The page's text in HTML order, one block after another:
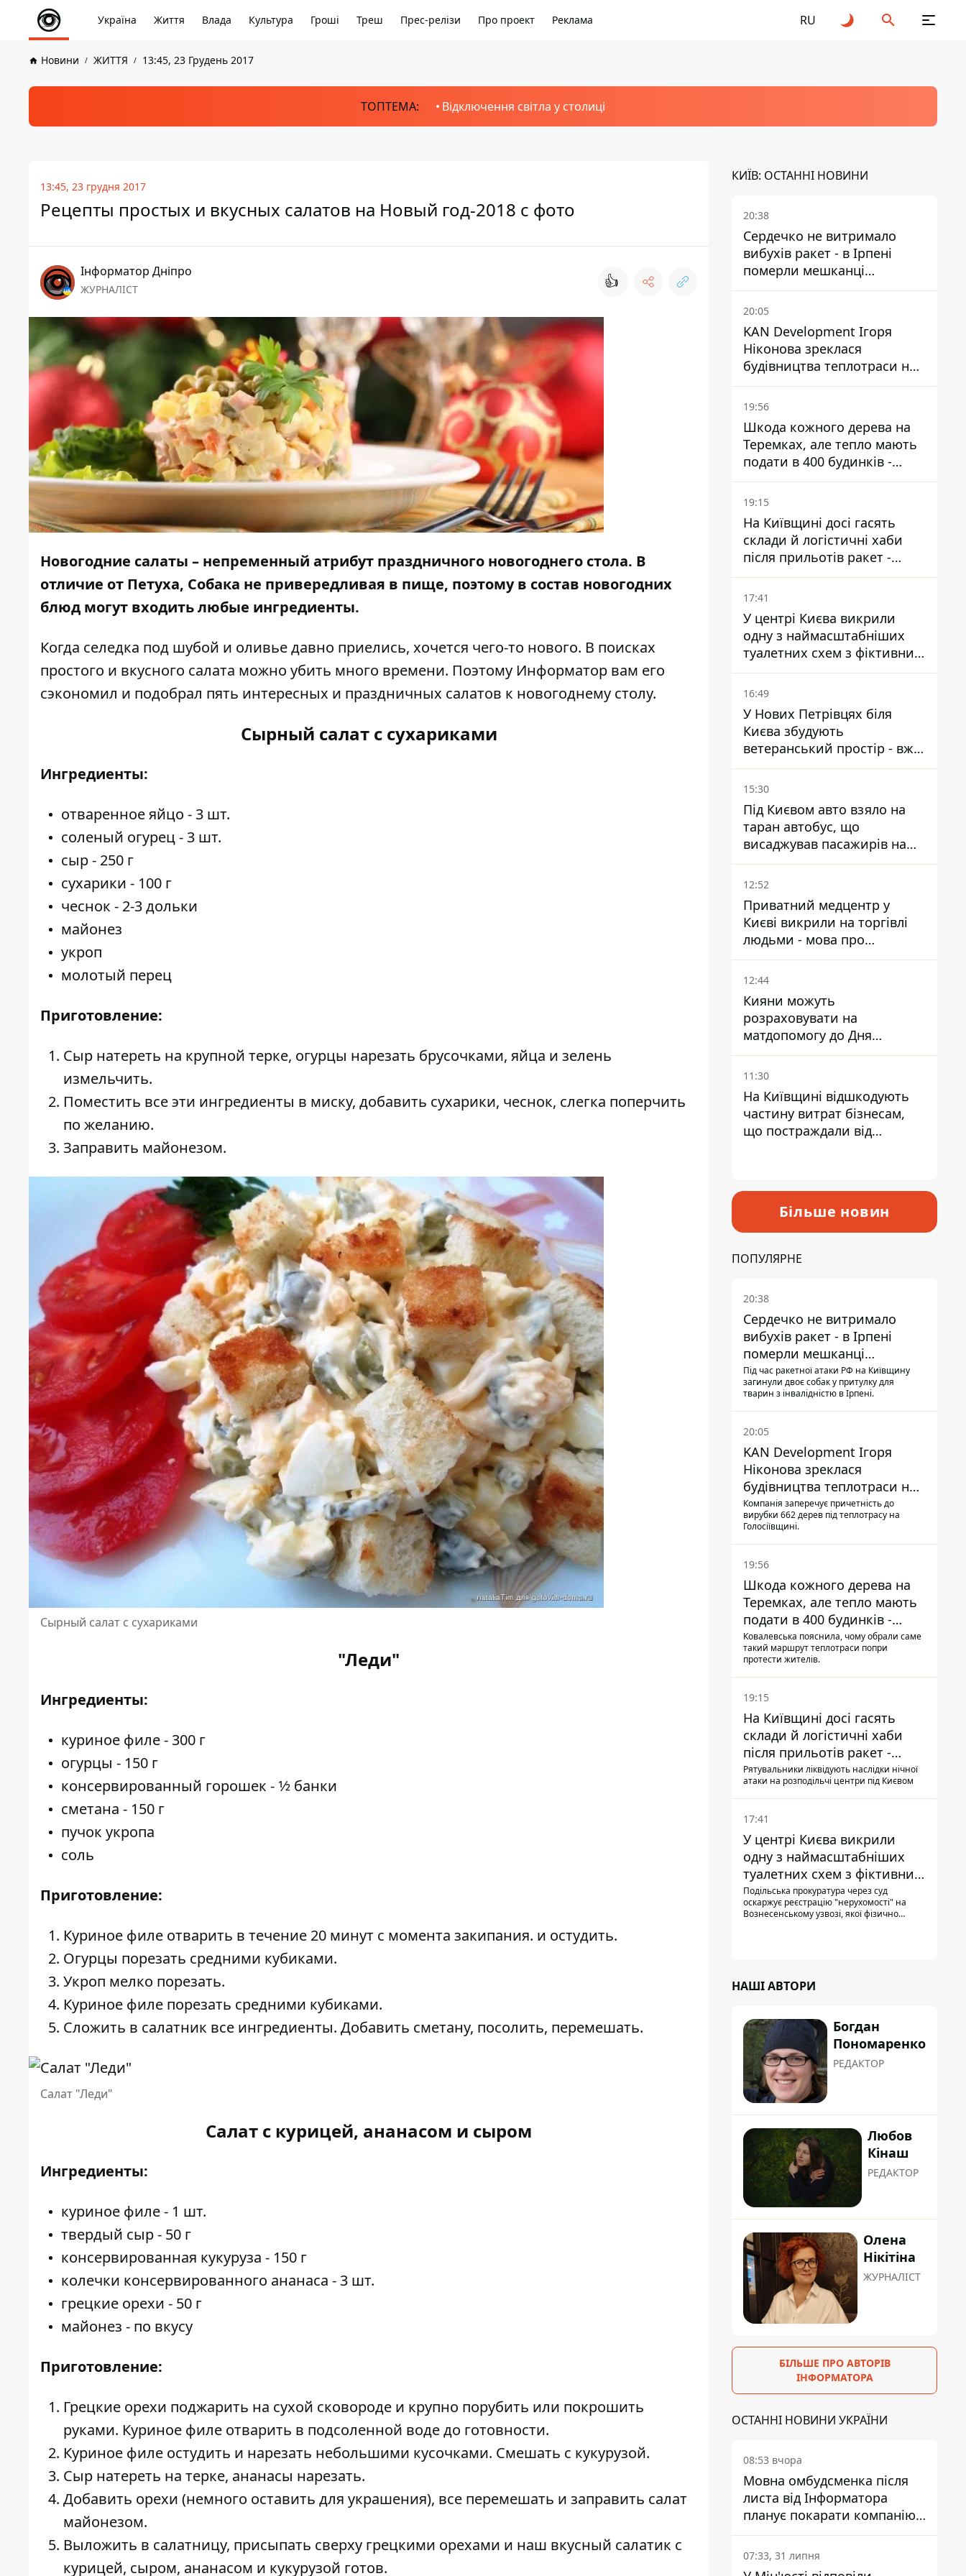
Україна Життя Влада Культура Гроші Треш Прес-релізи Про проект Реклама RU
Новини ЖИТТЯ 13:45, 23 Грудень 2017
ТОПТЕМА: Відключення світла у столиці
13:45, 23 грудня 2017
Рецепты простых и вкусных салатов на Новый год-2018 с фото
Інформатор Дніпро
ЖУРНАЛІСТ 👍
Новогодние салаты – непременный атрибут праздничного новогоднего стола. В
отличие от Петуха, Собака не привередливая в пище, поэтому в состав новогодних
блюд могут входить любые ингредиенты.
Когда селедка под шубой и оливье давно приелись, хочется чего-то нового. В поисках
простого и вкусного салата можно убить много времени. Поэтому Информатор вам его
сэкономил и подобрал пять интересных и праздничных салатов к новогоднему столу.
Сырный салат с сухариками
Ингредиенты:
отваренное яйцо - 3 шт.
соленый огурец - 3 шт.
сыр - 250 г
сухарики - 100 г
чеснок - 2-3 дольки
майонез
укроп
молотый перец
Приготовление:
Сыр натереть на крупной терке, огурцы нарезать брусочками, яйца и зелень
измельчить.
Поместить все эти ингредиенты в миску, добавить сухарики, чеснок, слегка поперчить
по желанию.
Заправить майонезом.
Сырный салат с сухариками
"Леди"
Ингредиенты:
куриное филе - 300 г
огурцы - 150 г
консервированный горошек - 1⁄2 банки
сметана - 150 г
пучок укропа
соль
Приготовление:
Куриное филе отварить в течение 20 минут с момента закипания. и остудить.
Огурцы порезать средними кубиками.
Укроп мелко порезать.
Куриное филе порезать средними кубиками.
Сложить в салатник все ингредиенты. Добавить сметану, посолить, перемешать.
Салат "Леди"
Салат с курицей, ананасом и сыром
Ингредиенты:
куриное филе - 1 шт.
твердый сыр - 50 г
консервированная кукуруза - 150 г
колечки консервированного ананаса - 3 шт.
грецкие орехи - 50 г
майонез - по вкусу
Приготовление:
Грецкие орехи поджарить на сухой сковороде и крупно порубить или покрошить
руками. Куриное филе отварить в подсоленной воде до готовности.
Куриное филе остудить и нарезать небольшими кусочками. Смешать с кукурузой.
Сыр натереть на терке, ананасы нарезать.
Добавить орехи (немного оставить для украшения), все перемешать и заправить салат
майонезом.
Выложить в салатницу, присыпать сверху грецкими орехами и наш вкусный салатик с
курицей, сыром, ананасом и кукурузой готов.
КИЇВ: ОСТАННІ НОВИНИ
20:38
Сердечко не витримало
вибухів ракет - в Ірпені
померли мешканці
притулку для собак з
інвалідністю
20:05
KAN Development Ігоря
Ніконова зреклася
будівництва теплотраси на
Теремках
19:56
Шкода кожного дерева на
Теремках, але тепло мають
подати в 400 будинків -
депутатка Київради
19:15
На Київщині досі гасять
склади й логістичні хаби
після прильотів ракет -
ДСНС
17:41
У центрі Києва викрили
одну з наймасштабніших
туалетних схем з фіктивним
будинком
16:49
У Нових Петрівцях біля
Києва збудують
ветеранський простір - вже
знайшли проєктанта
15:30
Під Києвом авто взяло на
таран автобус, що
висаджував пасажирів на
зупинці - пасажирка в
лікарні
12:52
Приватний медцентр у
Києві викрили на торгівлі
людьми - мова про
сурогатне материнство
12:44
Кияни можуть
розраховувати на
матдопомогу до Дня
незалежності - кому її
дадуть
11:30
На Київщині відшкодують
частину витрат бізнесам,
що постраждали від
Більше новин
ПОПУЛЯРНЕ
20:38
Сердечко не витримало
вибухів ракет - в Ірпені
померли мешканці
притулку для собак з
інвалідністю
Під час ракетної атаки РФ на Київщину
загинули двоє собак у притулку для
тварин з інвалідністю в Ірпені.
20:05
KAN Development Ігоря
Ніконова зреклася
будівництва теплотраси на
Теремках
Компанія заперечує причетність до
вирубки 662 дерев під теплотрасу на
Голосіївщині.
19:56
Шкода кожного дерева на
Теремках, але тепло мають
подати в 400 будинків -
депутатка Київради
Ковалевська пояснила, чому обрали саме
такий маршрут теплотраси попри
протести жителів.
19:15
На Київщині досі гасять
склади й логістичні хаби
після прильотів ракет -
ДСНС
Рятувальники ліквідують наслідки нічної
атаки на розподільчі центри під Києвом
17:41
У центрі Києва викрили
одну з наймасштабніших
туалетних схем з фіктивним
будинком
Подільська прокуратура через суд
оскаржує реєстрацію "нерухомості" на
Вознесенському узвозі, якої фізично
НАШІ АВТОРИ
Богдан
Пономаренко
РЕДАКТОР
Любов
Кінаш
РЕДАКТОР
Олена
Нікітіна
ЖУРНАЛІСТ
БІЛЬШЕ ПРО АВТОРІВ
ІНФОРМАТОРА
ОСТАННІ НОВИНИ УКРАЇНИ
08:53 вчора
Мовна омбудсменка після
листа від Інформатора
планує покарати компанію-
підрядника ПриватБанку
07:33, 31 липня